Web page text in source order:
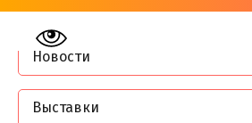
На главную > События > Страница 5
Новости
Выставки